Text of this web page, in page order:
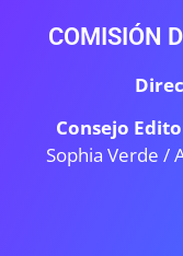
COMISIÓN
Consejo
Sophia Verde /